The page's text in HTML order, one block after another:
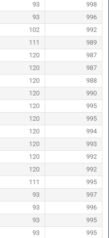
93
998
93
996
102
992
111
989
120
987
120
987
120
988
120
990
120
995
120
995
120
994
120
993
120
992
120
992
111
995
93
997
93
996
93
995
93
995